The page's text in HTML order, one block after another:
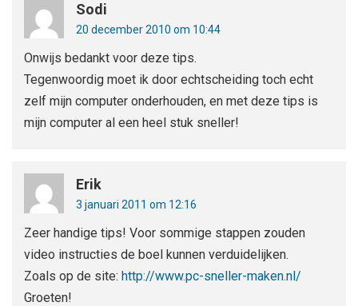
Sodi
20 december 2010 om 10:44
Onwijs bedankt voor deze tips.
Tegenwoordig moet ik door echtscheiding toch echt
zelf mijn computer onderhouden, en met deze tips is
mijn computer al een heel stuk sneller!
Erik
3 januari 2011 om 12:16
Zeer handige tips! Voor sommige stappen zouden
video instructies de boel kunnen verduidelijken.
Zoals op de site: http://www.pc-sneller-maken.nl/
Groeten!